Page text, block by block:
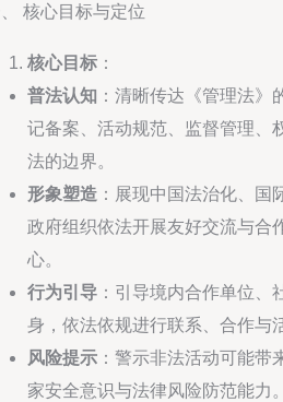
核心目标与定位
核心目标 ：
普法认知 ：清晰传达《管理法
记备案、活动规范、监督管理、
法的边界。
形象塑造 ：展现中国法治化、
政府组织依法开展友好交流与合
心。
行为引导 ：引导境内合作单位
身，依法依规进行联系、合作与
风险提示 ：警示非法活动可能
家安全意识与法律风险防范能力。